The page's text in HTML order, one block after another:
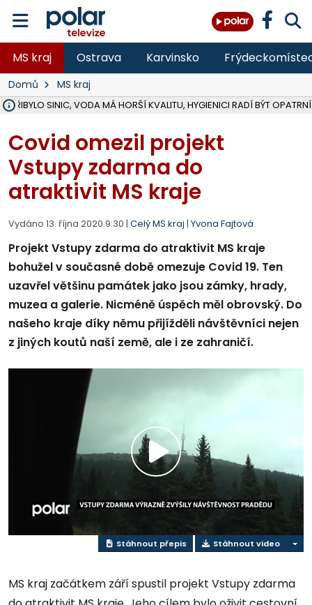
MS kraj Ostrava Karvinsko
Domů MS kraj
PŘIBYLO SINIC, VODA MÁ HORŠÍ KVALITU, HYGIENICI RADÍ BÝT OPATRNÍ
Covid omezil projekt
Vstupy zdarma do
atraktivit MS kraje
Vydáno 13. října 2020 9:30 | Celý MS kraj | Yvona Fajtová
Projekt Vstupy zdarma do atraktivit MS kraje
bohužel v současné době omezuje Covid 19. Ten
uzavřel většinu památek jako jsou zámky, hrady,
muzea a galerie. Nicméně úspěch měl obrovský. Do
našeho kraje díky němu přijížděli návštěvníci nejen
z jiných koutů naší země, ale i ze zahraničí.
Přehrát
video
Stáhnout přepis Stáhnout video
MS kraj začátkem září spustil projekt Vstupy zdarma